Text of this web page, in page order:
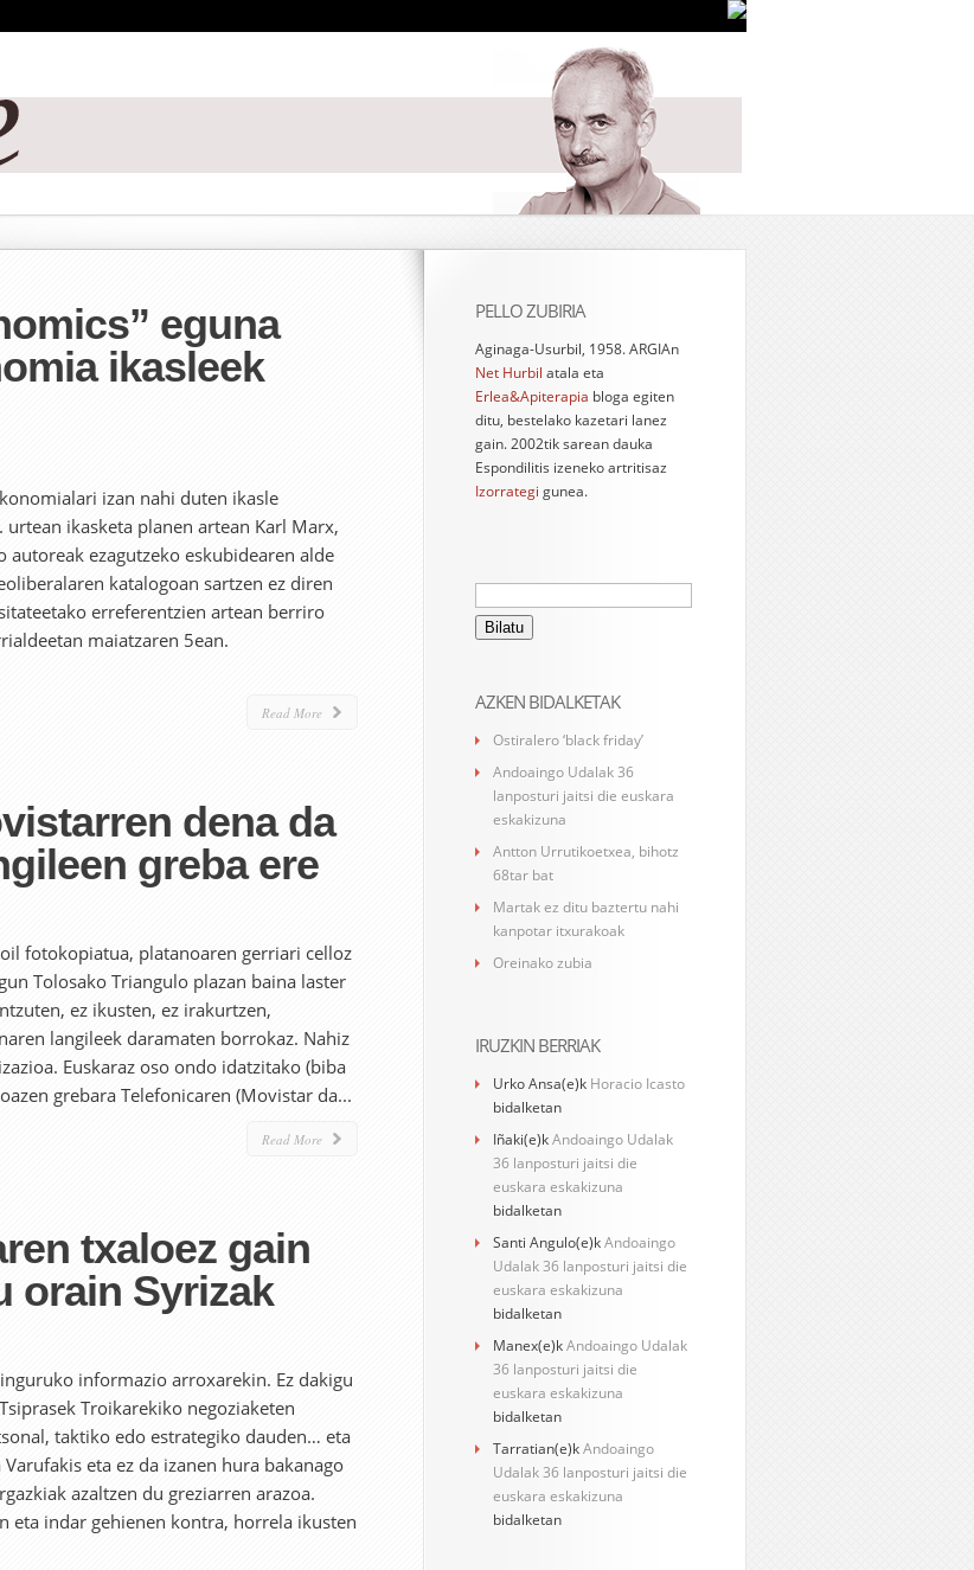
eguna
ikasleek
izan nahi duten ikasle
ikasketa planen artean Karl Marx,
autoreak ezagutzeko eskubidearen alde
katalogoan sartzen ez diren
erreferentzien artean berriro
maiatzaren 5ean.
Read More
dena da
greba ere
fotokopiatua, platanoaren gerriari celloz
Tolosako Triangulo plazan baina laster
ez ikusten, ez irakurtzen,
langileek daramaten borrokaz. Nahiz
Euskaraz oso ondo idatzitako (biba
grebara Telefonicaren (Movistar da...
Read More
txaloez gain
orain Syrizak
informazio arroxarekin. Ez dakigu
Troikarekiko negoziaketen
taktiko edo estrategiko dauden… eta
eta ez da izanen hura bakanago
azaltzen du greziarren arazoa.
eta indar gehienen kontra, horrela ikusten
PELLO ZUBIRIA
Aginaga-Usurbil, 1958. ARGIAn
Net Hurbil atala eta
Erlea&Apiterapia bloga egiten
ditu, bestelako kazetari lanez
gain. 2002tik sarean dauka
Espondilitis izeneko artritisaz
Izorrategi gunea.
Bilatu:
AZKEN BIDALKETAK
Ostiralero ‘black friday’
Andoaingo Udalak 36
lanposturi jaitsi die euskara
eskakizuna
Antton Urrutikoetxea, bihotz
68tar bat
Martak ez ditu baztertu nahi
kanpotar itxurakoak
Oreinako zubia
IRUZKIN BERRIAK
Urko Ansa(e)k Horacio Icasto
bidalketan
Iñaki(e)kAndoaingo Udalak
36 lanposturi jaitsi die
euskara eskakizuna
bidalketan
Santi Angulo(e)kAndoaingo
Udalak 36 lanposturi jaitsi die
euskara eskakizuna
bidalketan
Manex(e)kAndoaingo Udalak
36 lanposturi jaitsi die
euskara eskakizuna
bidalketan
Tarratian(e)kAndoaingo
Udalak 36 lanposturi jaitsi die
euskara eskakizuna
bidalketan